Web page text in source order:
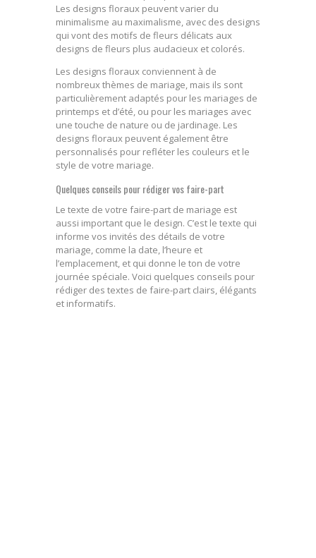
Les designs floraux peuvent varier du
minimalisme au maximalisme, avec des designs
qui vont des motifs de fleurs délicats aux
designs de fleurs plus audacieux et colorés.
Les designs floraux conviennent à de
nombreux thèmes de mariage, mais ils sont
particulièrement adaptés pour les mariages de
printemps et d’été, ou pour les mariages avec
une touche de nature ou de jardinage. Les
designs floraux peuvent également être
personnalisés pour refléter les couleurs et le
style de votre mariage.
Quelques conseils pour rédiger vos faire-part
Le texte de votre faire-part de mariage est
aussi important que le design. C’est le texte qui
informe vos invités des détails de votre
mariage, comme la date, l’heure et
l’emplacement, et qui donne le ton de votre
journée spéciale. Voici quelques conseils pour
rédiger des textes de faire-part clairs, élégants
et informatifs.